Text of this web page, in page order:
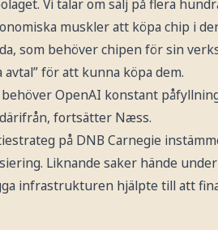
Vi talar om sälj på flera
muskler att köpa chip i
som behöver chipen för sin
för att kunna köpa dem.
OpenAI konstant
fortsätter Næss.
på DNB Carnegie
Liknande saker hände
infrastrukturen hjälpte till att